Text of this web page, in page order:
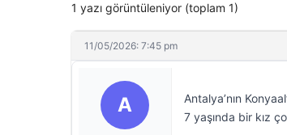
1 yazı görüntüleniyor (toplam 1)
11/05/2026: 7:45 pm
A
Antalya’nın
7 yaşında bir kız